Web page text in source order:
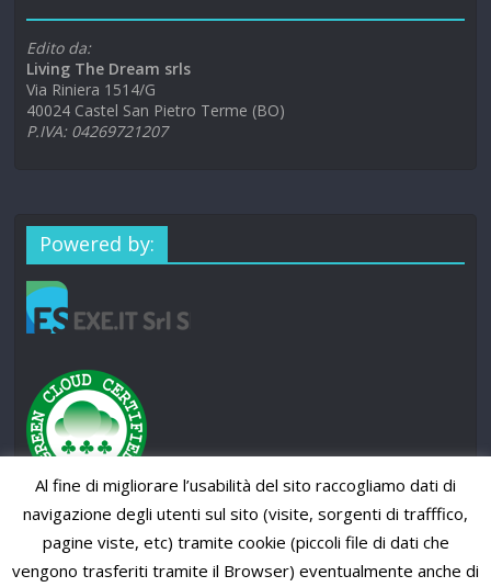
Edito da:
Living The Dream srls
Via Riniera 1514/G
40024 Castel San Pietro Terme (BO)
P.IVA: 04269721207
Powered by:
Al fine di migliorare l’usabilità del sito raccogliamo dati di
navigazione degli utenti sul sito (visite, sorgenti di trafffico,
pagine viste, etc) tramite cookie (piccoli file di dati che
vengono trasferiti tramite il Browser) eventualmente anche di